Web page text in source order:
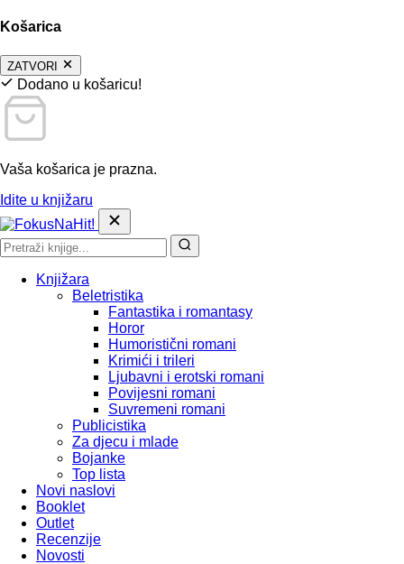
Košarica
ZATVORI
Dodano u košaricu!
Vaša košarica je prazna.
Idite u knjižaru
Knjižara
Beletristika
Fantastika i romantasy
Horor
Humoristični romani
Krimići i trileri
Ljubavni i erotski romani
Povijesni romani
Suvremeni romani
Publicistika
Za djecu i mlade
Bojanke
Top lista
Novi naslovi
Booklet
Outlet
Recenzije
Novosti